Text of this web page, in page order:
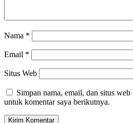
Nama *
Email *
Situs Web
Simpan nama, email, dan situs web
untuk komentar saya berikutnya.